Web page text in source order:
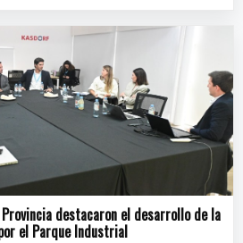
Provincia destacaron el desarrollo de la
el Parque Industrial